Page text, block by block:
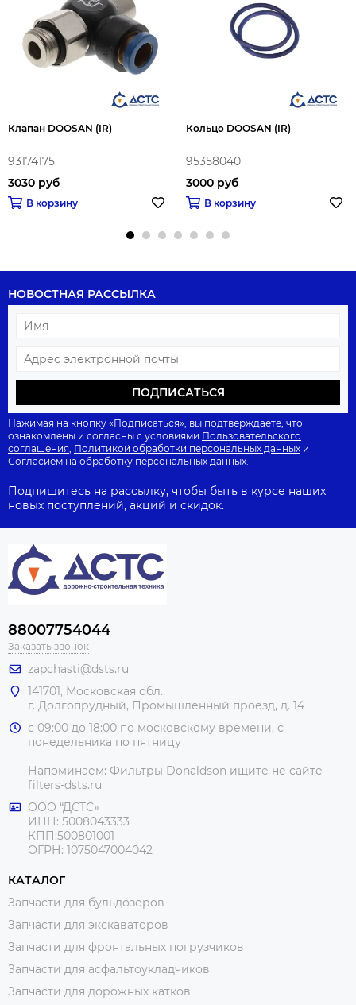
Клапан DOOSAN (IR)
93174175
3030 руб
В корзину
Кольцо DOOSAN (IR)
95358040
3000 руб
В корзину
НОВОСТНАЯ РАССЫЛКА
ПОДПИСАТЬСЯ
Нажимая на кнопку «Подписаться», вы подтверждаете, что
ознакомлены и согласны с условиями Пользовательского
соглашения Политикой обработки персональных данных и
Согласием на обработку персональных данных
Подпишитесь на рассылку, чтобы быть в курсе наших
новых поступлений, акций и скидок.
88007754044
Заказать звонок
zapchasti@dsts.ru
141701, Московская обл.,
г. Долгопрудный, Промышленный проезд, д. 14
с 09:00 до 18:00 по московскому времени, с
понедельника по пятницу
Напоминаем: Фильтры Donaldson ищите не сайте
filters-dsts.ru
ООО “ДСТС»
ИНН: 5008043333
КПП:500801001
ОГРН: 1075047004042
КАТАЛОГ
Запчасти для бульдозеров
Запчасти для экскаваторов
Запчасти для фронтальных погрузчиков
Запчасти для асфальтоукладчиков
Запчасти для дорожных катков